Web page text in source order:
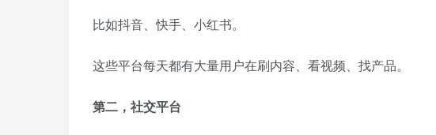
比如抖音、快手、小红书。
这些平台每天都有大量用户在刷内容、看视频、找产品。
第二，社交平台